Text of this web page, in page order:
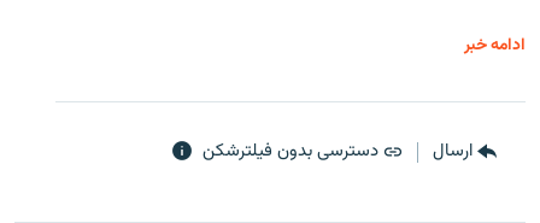
ادامه خبر
ارسال دسترسی بدون فیلترشکن